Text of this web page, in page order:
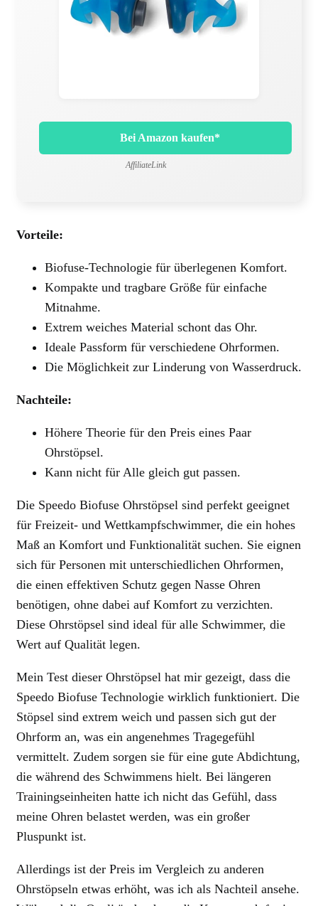
Bei Amazon kaufen*
AffiliateLink
Vorteile:
Biofuse-Technologie für überlegenen Komfort.
Kompakte und tragbare Größe für einfache
Mitnahme.
Extrem weiches Material schont das Ohr.
Ideale Passform für verschiedene Ohrformen.
Die Möglichkeit zur Linderung von Wasserdruck.
Nachteile:
Höhere Theorie für den Preis eines Paar
Ohrstöpsel.
Kann nicht für Alle gleich gut passen.
Die Speedo Biofuse Ohrstöpsel sind perfekt geeignet
für Freizeit- und Wettkampfschwimmer, die ein hohes
Maß an Komfort und Funktionalität suchen. Sie eignen
sich für Personen mit unterschiedlichen Ohrformen,
die einen effektiven Schutz gegen Nasse Ohren
benötigen, ohne dabei auf Komfort zu verzichten.
Diese Ohrstöpsel sind ideal für alle Schwimmer, die
Wert auf Qualität legen.
Mein Test dieser Ohrstöpsel hat mir gezeigt, dass die
Speedo Biofuse Technologie wirklich funktioniert. Die
Stöpsel sind extrem weich und passen sich gut der
Ohrform an, was ein angenehmes Tragegefühl
vermittelt. Zudem sorgen sie für eine gute Abdichtung,
die während des Schwimmens hielt. Bei längeren
Trainingseinheiten hatte ich nicht das Gefühl, dass
meine Ohren belastet werden, was ein großer
Pluspunkt ist.
Allerdings ist der Preis im Vergleich zu anderen
Ohrstöpseln etwas erhöht, was ich als Nachteil ansehe.